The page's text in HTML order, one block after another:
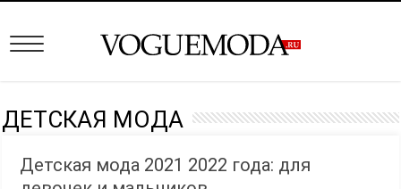
ДЕТСКАЯ МОДА
Детская мода 2021 2022 года: для